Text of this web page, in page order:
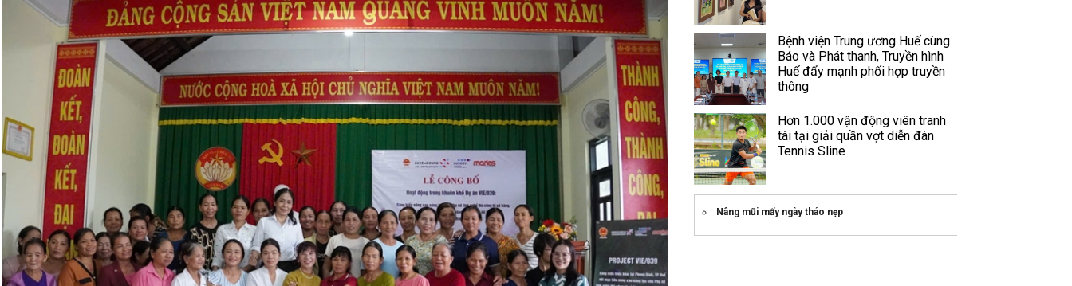
Bệnh viện Trung ương Huế cùng
Báo và Phát thanh, Truyền hình
Huế đẩy mạnh phối hợp truyền
thông
Hơn 1.000 vận động viên tranh
tài tại giải quần vợt diễn đàn
Tennis Sline
Nâng mũi mấy ngày tháo nẹp